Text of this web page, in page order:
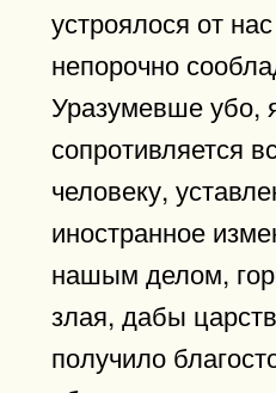
устроялося от
непорочно
Уразумевше убо,
сопротивляется
человеку,
иностранное
нашым делом,
злая, дабы
получило